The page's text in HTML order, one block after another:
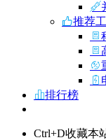
推荐
排行榜
Ctrl+D收藏本